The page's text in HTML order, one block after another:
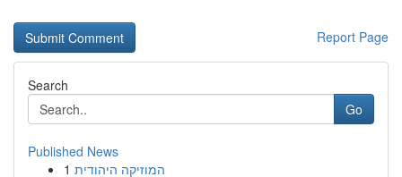
Report Page
Search
Go
Published News
1 המוזיקה היהודית